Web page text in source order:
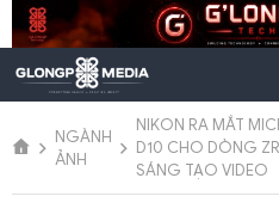
Chuyển
đến
dung
NGÀNH
ẢNH
NIKON RA MẮT
D10 CHO DÒNG
SÁNG TẠO VIDEO